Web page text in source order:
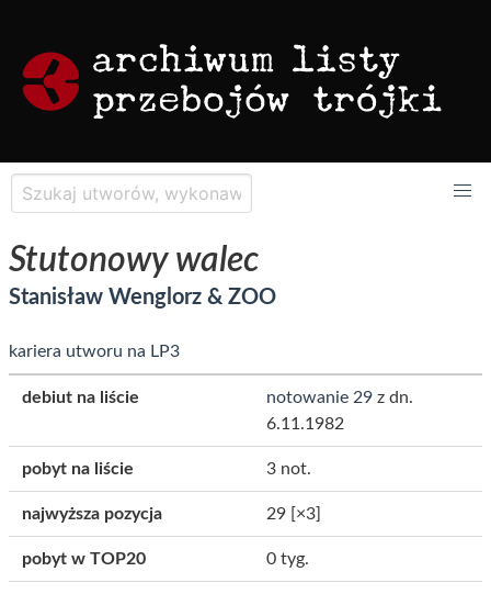
Stutonowy walec
Stanisław Wenglorz & ZOO
kariera utworu na LP3
debiut na liście notowanie 29 z dn.
6.11.1982
pobyt na liście 3 not.
najwyższa pozycja 29 [×3]
pobyt w TOP20 0 tyg.